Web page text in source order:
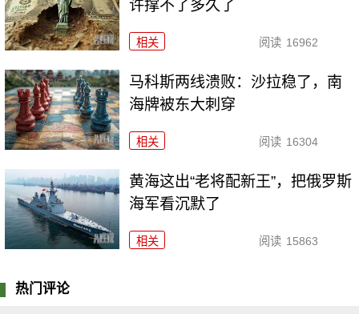
许撑不了多久了
相关 阅读 16962
马科斯两线溃败：沙拉稳了，南
海牌被东大刺穿
相关 阅读 16304
黄海这出“老将配新王”，把俄罗斯
海军看沉默了
相关 阅读 15863
热门评论